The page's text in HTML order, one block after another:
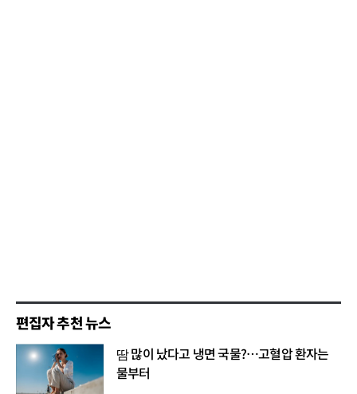
편집자 추천 뉴스
땀 많이 났다고 냉면 국물?…고혈압 환자는
물부터